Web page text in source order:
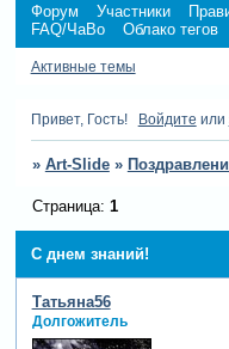
Форум Участники
FAQ/ЧаВо
Облако тегов
Активные темы
Привет, Гость! Войдите или
» Art-Slide »
С днем знаний!
Страница: 1
Татьяна56
Долгожитель